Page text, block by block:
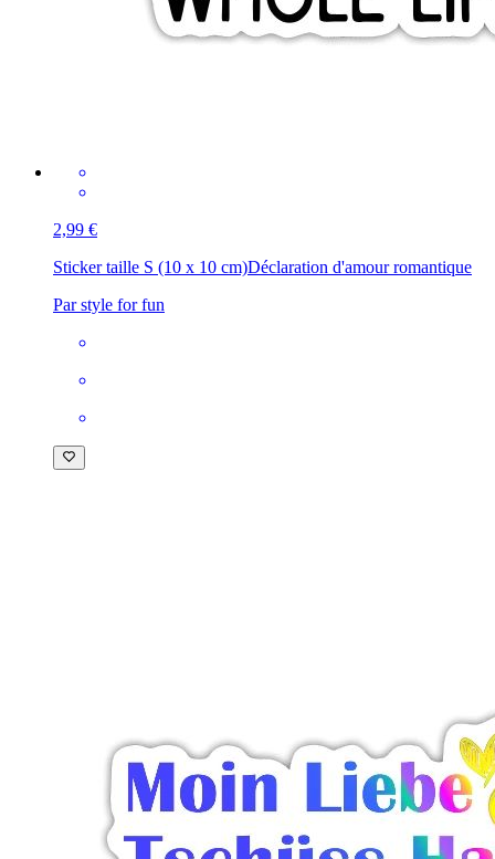
2,99 €
Sticker taille S (10 x 10 cm)Déclaration d'amour romantique
Par style for fun